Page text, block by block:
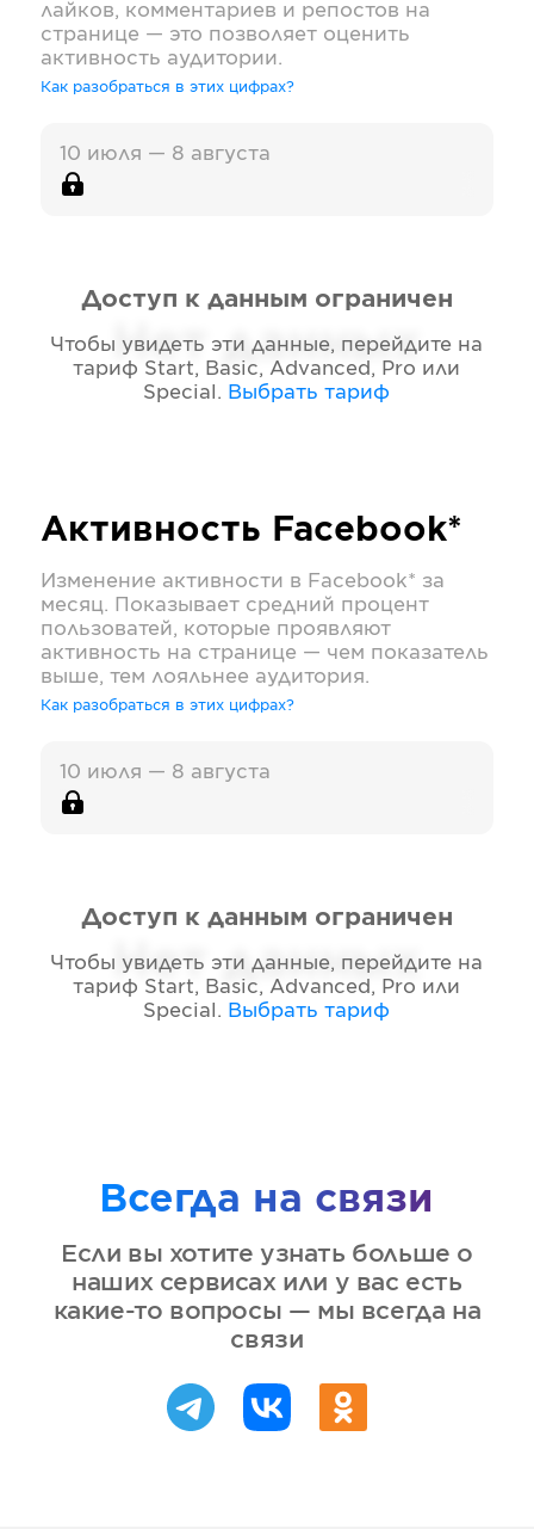
лайков, комментариев и репостов на
странице — это позволяет оценить
активность аудитории.
Как разобраться в этих цифрах?
10 июля — 8 августа
Нет данных
Доступ к данным ограничен
Чтобы увидеть эти данные, перейдите на
тариф Start, Basic, Advanced, Pro или
Special . Выбрать тариф
Активность Facebook*
Изменение активности в Facebook* за
месяц. Показывает средний процент
пользоватей, которые проявляют
активность на странице — чем показатель
выше, тем лояльнее аудитория.
Как разобраться в этих цифрах?
10 июля — 8 августа
Нет данных
Доступ к данным ограничен
Чтобы увидеть эти данные, перейдите на
тариф Start, Basic, Advanced, Pro или
Special . Выбрать тариф
Всегда на связи
Если вы хотите узнать больше о
наших сервисах или у вас есть
какие-то вопросы — мы всегда на
связи